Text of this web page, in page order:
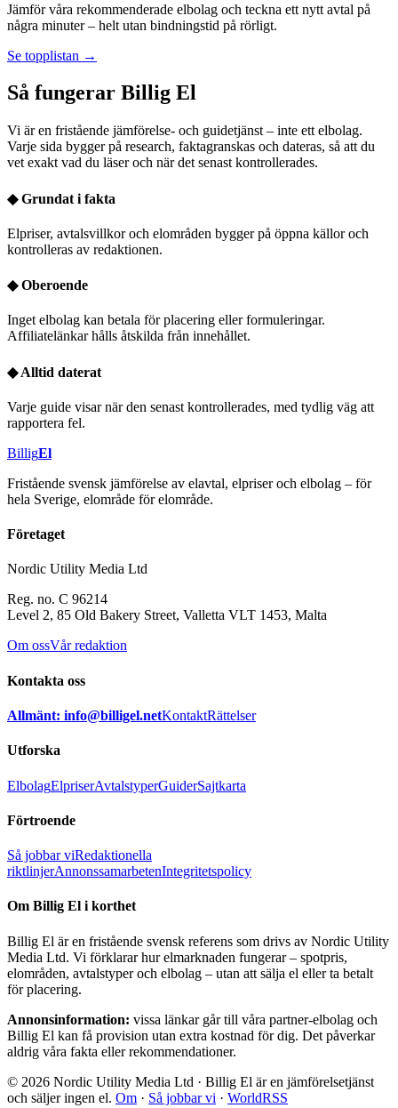
Jämför våra rekommenderade elbolag och teckna ett nytt avtal på
några minuter – helt utan bindningstid på rörligt.
Se topplistan →
Så fungerar Billig El
Vi är en fristående jämförelse- och guidetjänst – inte ett elbolag.
Varje sida bygger på research, faktagranskas och dateras, så att du
vet exakt vad du läser och när det senast kontrollerades.
◆Grundat i fakta
Elpriser, avtalsvillkor och elområden bygger på öppna källor och
kontrolleras av redaktionen.
◆Oberoende
Inget elbolag kan betala för placering eller formuleringar.
Affiliatelänkar hålls åtskilda från innehållet.
◆Alltid daterat
Varje guide visar när den senast kontrollerades, med tydlig väg att
rapportera fel.
BilligEl
Fristående svensk jämförelse av elavtal, elpriser och elbolag – för
hela Sverige, elområde för elområde.
Företaget
Nordic Utility Media Ltd
Reg. no. C 96214
Level 2, 85 Old Bakery Street, Valletta VLT 1453, Malta
Om ossVår redaktion
Kontakta oss
Allmänt: info@billigel.netKontaktRättelser
Utforska
ElbolagElpriserAvtalstyperGuiderSajtkarta
Förtroende
Så jobbar viRedaktionella
riktlinjerAnnonssamarbetenIntegritetspolicy
Om Billig El i korthet
Billig El är en fristående svensk referens som drivs av Nordic Utility
Media Ltd. Vi förklarar hur elmarknaden fungerar – spotpris,
elområden, avtalstyper och elbolag – utan att sälja el eller ta betalt
för placering.
Annonsinformation: vissa länkar går till våra partner-elbolag och
Billig El kan få provision utan extra kostnad för dig. Det påverkar
aldrig våra fakta eller rekommendationer.
© 2026 Nordic Utility Media Ltd · Billig El är en jämförelsetjänst
och säljer ingen el. Om · Så jobbar vi · WorldRSS